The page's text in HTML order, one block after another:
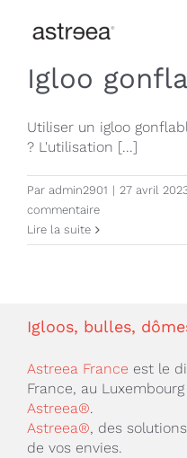
Igloo
Utiliser un igloo
? L'utilisation [...]
Par admin2901 | 27 avril
commentaire
Lire la suite
Igloos, bulles,
Astreea France est le
France, au
Astreea®.
Astreea®, des
de vos envies.